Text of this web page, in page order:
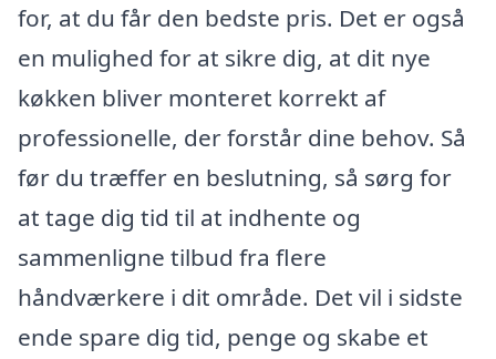
for, at du får den bedste pris. Det er også
en mulighed for at sikre dig, at dit nye
køkken bliver monteret korrekt af
professionelle, der forstår dine behov. Så
før du træffer en beslutning, så sørg for
at tage dig tid til at indhente og
sammenligne tilbud fra flere
håndværkere i dit område. Det vil i sidste
ende spare dig tid, penge og skabe et